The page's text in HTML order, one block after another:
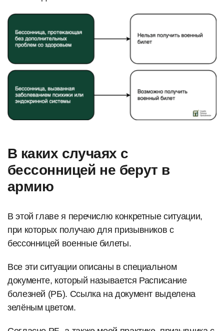
В каких случаях с
бессонницей не берут в
армию
В этой главе я перечислю конкретные ситуации,
при которых получаю для призывников с
бессонницей военные билеты.
Все эти ситуации описаны в специальном
документе, который называется Расписание
болезней (РБ). Ссылка на документ выделена
зелёным цветом.